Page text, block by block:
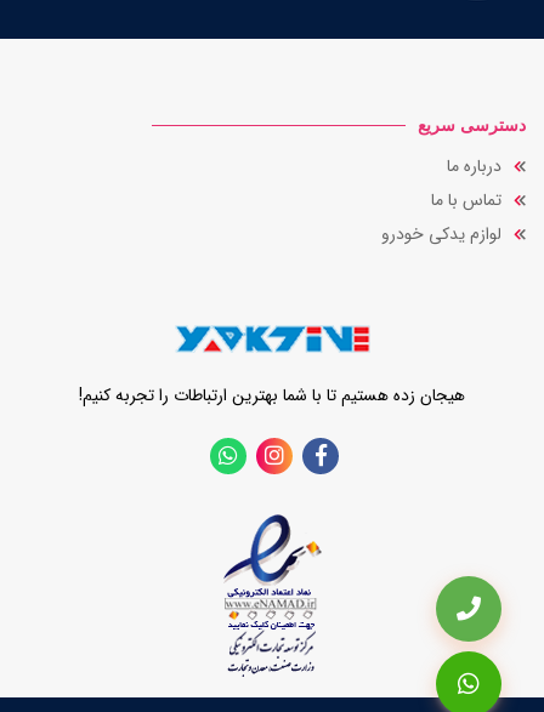
دسترسی سریع
درباره ما
تماس با ما
لوازم یدکی خودرو
هیجان زده هستیم تا با شما بهترین ارتباطات را تجربه کنیم!